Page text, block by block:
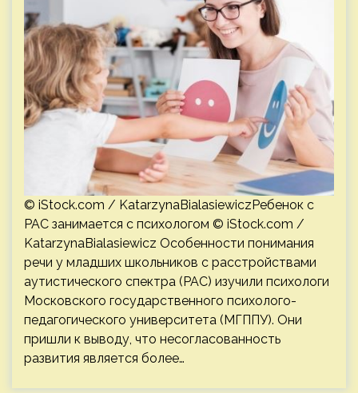
© iStock.com / KatarzynaBialasiewiczРебенок с
РАС занимается с психологом © iStock.com /
KatarzynaBialasiewicz Особенности понимания
речи у младших школьников с расстройствами
аутистического спектра (РАС) изучили психологи
Московского государственного психолого-
педагогического университета (МГППУ). Они
пришли к выводу, что несогласованность
развития является более…